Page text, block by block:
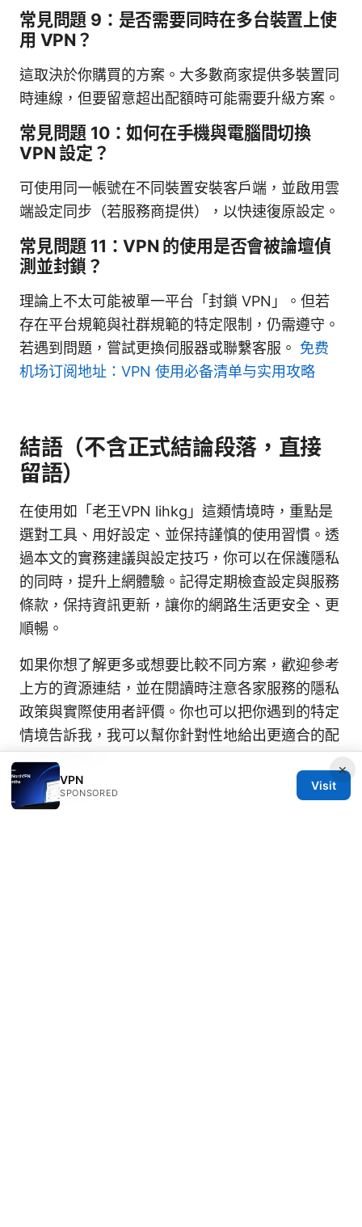
常見問題 9：是否需要同時在多台裝置上使
用 VPN？
這取決於你購買的方案。大多數商家提供多裝置同
時連線，但要留意超出配額時可能需要升級方案。
常見問題 10：如何在手機與電腦間切換
VPN 設定？
可使用同一帳號在不同裝置安裝客戶端，並啟用雲
端設定同步（若服務商提供），以快速復原設定。
常見問題 11：VPN 的使用是否會被論壇偵
測並封鎖？
理論上不太可能被單一平台「封鎖 VPN」。但若
存在平台規範與社群規範的特定限制，仍需遵守。
若遇到問題，嘗試更換伺服器或聯繫客服。 免费
机场订阅地址：VPN 使用必备清单与实用攻略
結語（不含正式結論段落，直接
留語）
在使用如「老王VPN lihkg」這類情境時，重點是
選對工具、用好設定、並保持謹慎的使用習慣。透
過本文的實務建議與設定技巧，你可以在保護隱私
的同時，提升上網體驗。記得定期檢查設定與服務
條款，保持資訊更新，讓你的網路生活更安全、更
順暢。
如果你想了解更多或想要比較不同方案，歡迎參考
上方的資源連結，並在閱讀時注意各家服務的隱私
政策與實際使用者評價。你也可以把你遇到的特定
情境告訴我，我可以幫你針對性地給出更適合的配
置建議與解法。
Sources:
×
VPN
SPONSORED
Visit